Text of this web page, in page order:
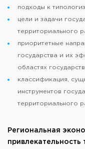
подходы к
цели и задачи
территориального
приоритетные
государства и их
областях
классификация,
инструментов
территориального
Региональная
привлекательность